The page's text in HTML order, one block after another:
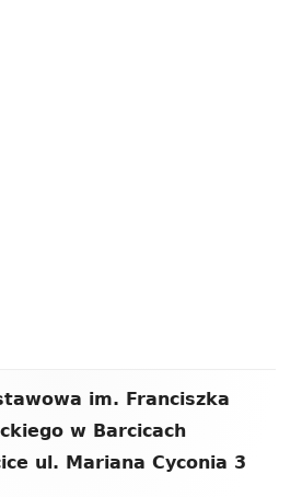
im. Franciszka
w Barcicach
ul. Mariana Cyconia 3